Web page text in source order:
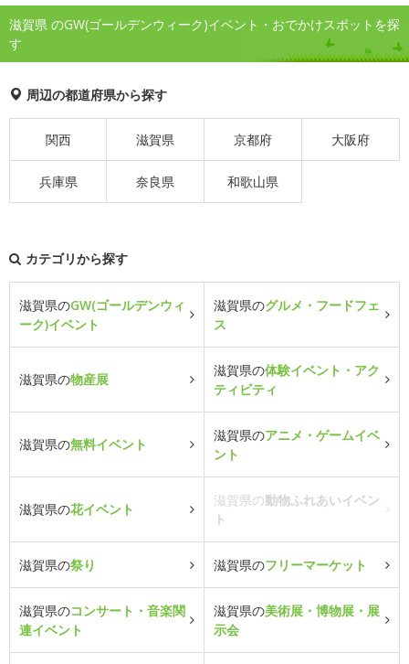
滋賀県 のGW(ゴールデンウィーク)イベント・おでかけスポットを探
す
周辺の都道府県から探す
関西 滋賀県 京都府 大阪府
兵庫県 奈良県 和歌山県
カテゴリから探す
滋賀県のGW(ゴールデンウィ
ーク)イベント
滋賀県のグルメ・フードフェ
ス
滋賀県の物産展
滋賀県の体験イベント・アク
ティビティ
滋賀県の無料イベント
滋賀県のアニメ・ゲームイベ
ント
滋賀県の花イベント
滋賀県の動物ふれあいイベン
ト
滋賀県の祭り 滋賀県のフリーマーケット
滋賀県のコンサート・音楽関
連イベント
滋賀県の美術展・博物展・展
示会